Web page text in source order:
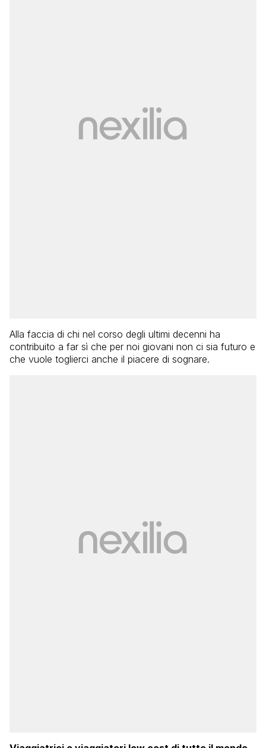
Alla faccia di chi nel corso degli ultimi decenni ha
contribuito a far sì che per noi giovani non ci sia futuro e
che vuole toglierci anche il piacere di sognare.